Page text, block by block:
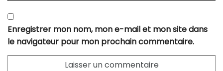
Enregistrer mon nom, mon e-mail et mon site dans
le navigateur pour mon prochain commentaire.